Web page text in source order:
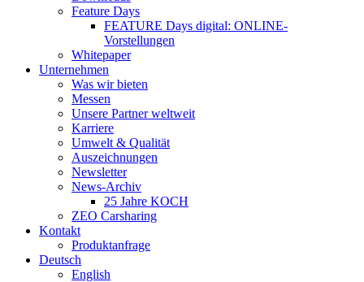
Feature Days
FEATURE Days digital: ONLINE-
Vorstellungen
Whitepaper
Unternehmen
Was wir bieten
Messen
Unsere Partner weltweit
Karriere
Umwelt & Qualität
Auszeichnungen
Newsletter
News-Archiv
25 Jahre KOCH
ZEO Carsharing
Kontakt
Produktanfrage
Deutsch
English